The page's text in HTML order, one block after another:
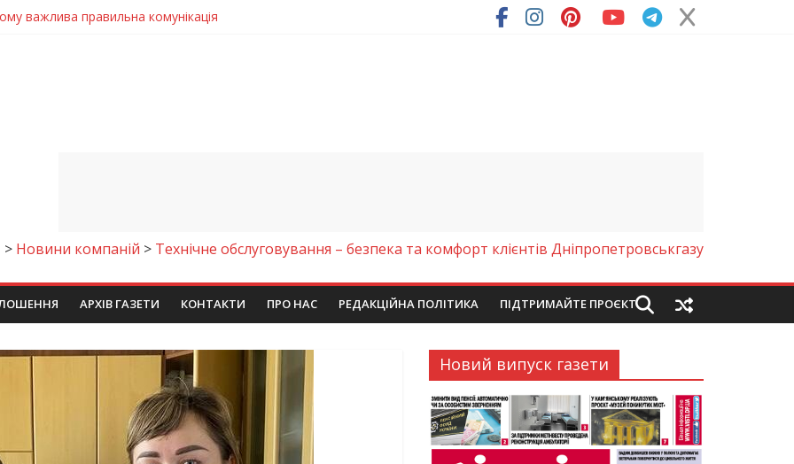
центри на Дніпропетровщині
досліджують місце розташування легендарного монастиря (Фото)
шанс на власне житло
важлива правильна комунікація
> Новини компаній > Технічне обслуговування – безпека та комфорт клієнтів Дніпропетровськгазу
АРХІВ ГАЗЕТИ КОНТАКТИ ПРО НАС РЕДАКЦІЙНА ПОЛІТИКА ПІДТРИМАЙТЕ ПРОЄКТ
Новий випуск газети